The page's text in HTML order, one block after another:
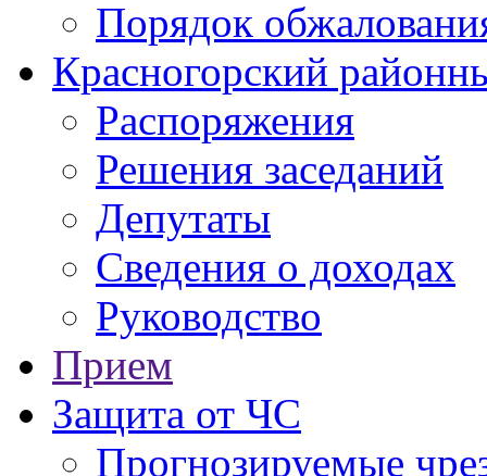
Порядок
Красногорский
Распоряжения
Решения заседаний
Депутаты
Сведения о доходах
Руководство
Прием
Защита от ЧС
Прогнозируемые